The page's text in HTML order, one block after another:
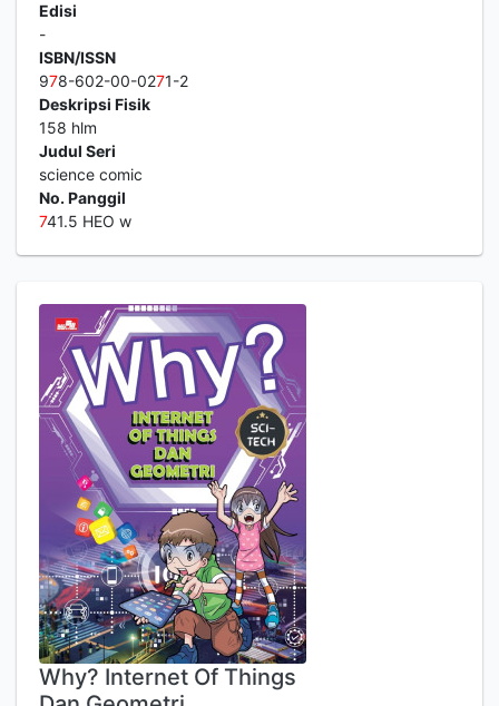
Edisi
-
ISBN/ISSN
978-602-00-0271-2
Deskripsi Fisik
158 hlm
Judul Seri
science comic
No. Panggil
741.5 HEO w
Why? Internet Of Things